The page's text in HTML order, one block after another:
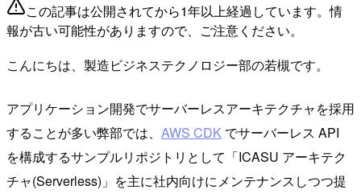
この記事は公開されてから1年以上経過しています。情
報が古い可能性がありますので、ご注意ください。
こんにちは、製造ビジネステクノロジー部の若槻です。
アプリケーション開発でサーバーレスアーキテクチャを採用
することが多い弊部では、 AWS CDK でサーバーレス API
を構成するサンプルリポジトリとして「ICASU アーキテク
チャ(Serverless)」を主に社内向けにメンテナンスしつつ提